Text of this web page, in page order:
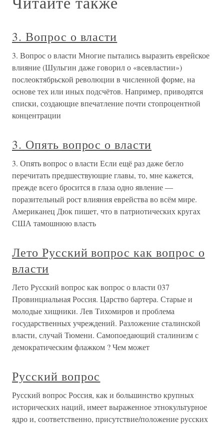
3. Вопрос о власти
3. Вопрос о власти Многие пытались выразить еврейское
влияние (Шульгин даже говорил о «всевластии»)
послеоктябрьской революции в численной форме, на
основе тех или иных подсчётов. Например, приводятся
списки, создающие впечатление почти стопроцентной
концентрации
3. Опять вопрос о власти
3. Опять вопрос о власти Если ещё раз даже бегло
перечитать предшествующие главы, то, мне кажется,
прежде всего бросится в глаза одно явление —
поразительный рост влияния еврейства во всём мире.
Американец Дюк пишет, что в патриотических кругах
США тамошнюю власть
Лето Русский вопрос как вопрос о
власти
Лето Русский вопрос как вопрос о власти 037
Провинциальная Россия. Царство бартера. Старые и
молодые хищники. Лев Тихомиров и проблема
государственных учреждений. Разложение сталинской
власти, случай Тюмени. Самопоедающий сталинизм с
демократическим флажком ? Чем может
Русский вопрос
Русский вопрос Россия, как и большинство крупных
исторических наций, имеет выраженное этнокультурное
ядро и, соответственно, присутствие/положение русских